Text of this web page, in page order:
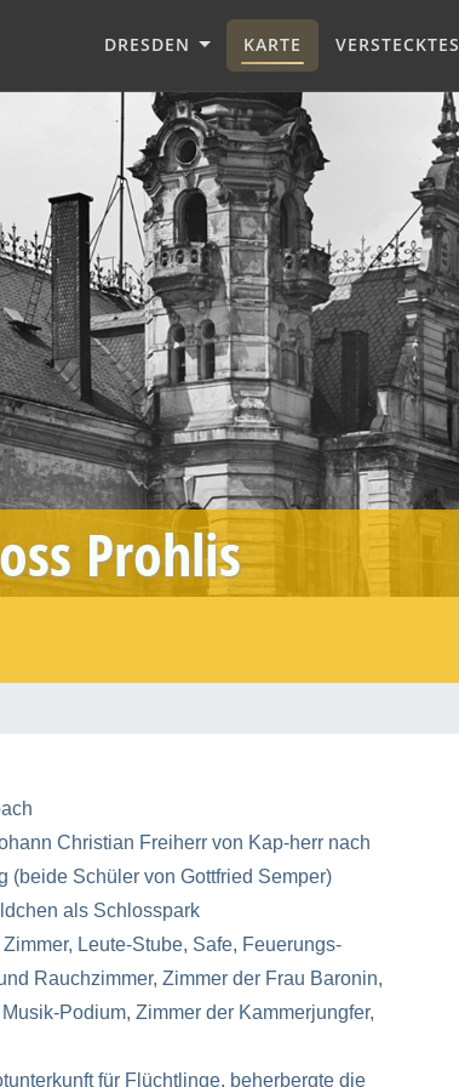
DRESDEN KARTE VERSTECKTES
Prohlis
Christian Freiherr von Kap-herr nach
(beide Schüler von Gottfried Semper)
als Schlosspark
Leute-Stube, Safe, Feuerungs-
Rauchzimmer, Zimmer der Frau Baronin,
Podium, Zimmer der Kammerjungfer,
für Flüchtlinge, beherbergte die